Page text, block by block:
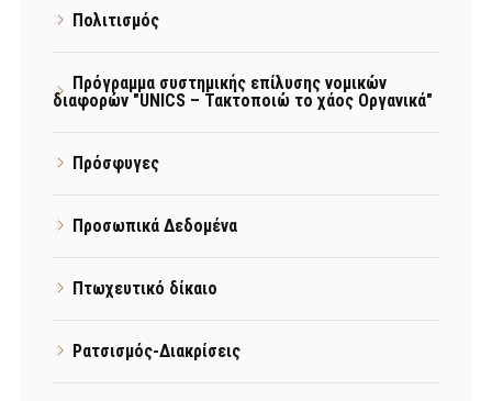
Πολιτισμός
Πρόγραμμα συστημικής επίλυσης νομικών
διαφορών "UNICS – Τακτοποιώ το χάος Οργανικά"
Πρόσφυγες
Προσωπικά Δεδομένα
Πτωχευτικό δίκαιο
Ρατσισμός-Διακρίσεις